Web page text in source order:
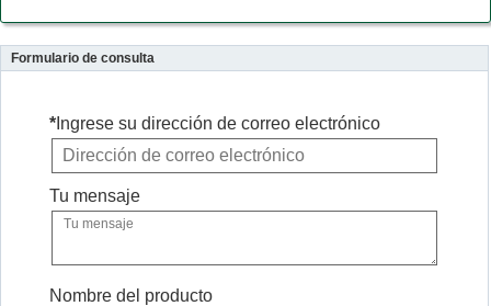
Formulario de consulta
* Ingrese su dirección de correo electrónico
Tu mensaje
Nombre del producto